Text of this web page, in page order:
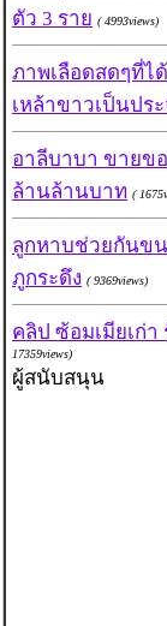
ตัว 3 ราย ( 4993views)
ภาพเลือดสดๆที่ไ
เหล้าขาวเป็นปร
อาลีบาบา ขายข
ล้านล้านบาท (
ลูกหาบช่วยกันข
ภูกระดึง ( 9369views)
คลิป ซ้อมเมียเก่
17359views)
ผู้สนับสนุน